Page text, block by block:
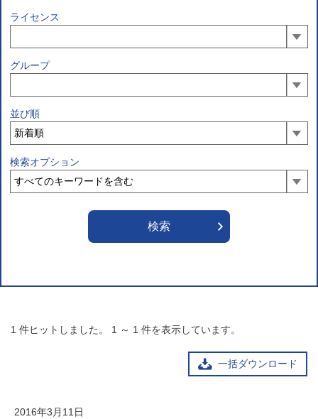
ライセンス
グループ
並び順
検索オプション
1 件ヒットしました。 1 ～ 1 件を表示しています。
一括ダウンロード
2016年3月11日